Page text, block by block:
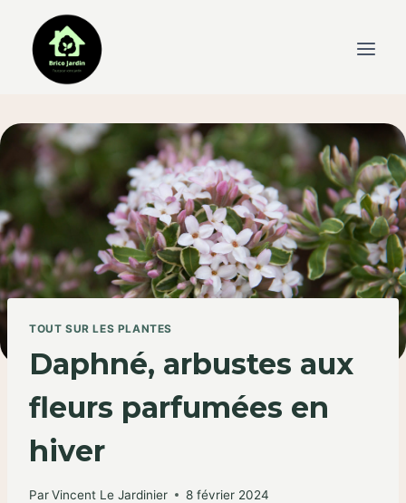
content
TOUT SUR LES PLANTES
Daphné, arbustes aux
fleurs parfumées en
hiver
ParVincent Le Jardinier 8 février 2024